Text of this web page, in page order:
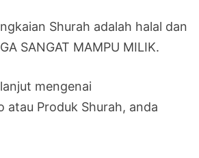
Shurah adalah halal dan
SANGAT MAMPU MILIK.
mengenai
atau Produk Shurah, anda